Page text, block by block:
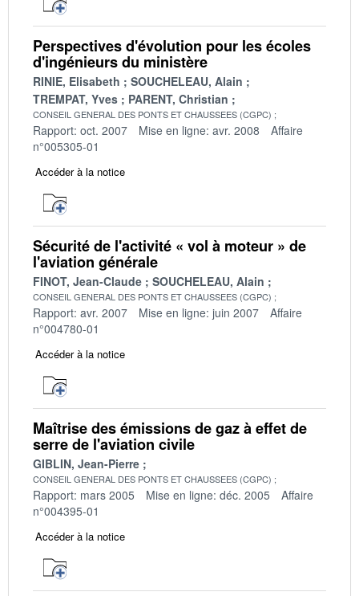
Perspectives d'évolution pour les écoles
d'ingénieurs du ministère
RINIE, Elisabeth
SOUCHELEAU, Alain
TREMPAT, Yves
PARENT, Christian
CONSEIL GENERAL DES PONTS ET CHAUSSEES (CGPC)
Rapport: oct. 2007 Mise en ligne: avr. 2008
Affaire
n°005305-01
Accéder à la notice
Sécurité de l'activité « vol à moteur » de
l'aviation générale
FINOT, Jean-Claude SOUCHELEAU, Alain
CONSEIL GENERAL DES PONTS ET CHAUSSEES (CGPC)
Rapport: avr. 2007 Mise en ligne: juin 2007
Affaire
n°004780-01
Accéder à la notice
Maîtrise des émissions de gaz à effet de
serre de l'aviation civile
GIBLIN, Jean-Pierre
CONSEIL GENERAL DES PONTS ET CHAUSSEES (CGPC)
Rapport: mars 2005 Mise en ligne: déc. 2005
Affaire
n°004395-01
Accéder à la notice